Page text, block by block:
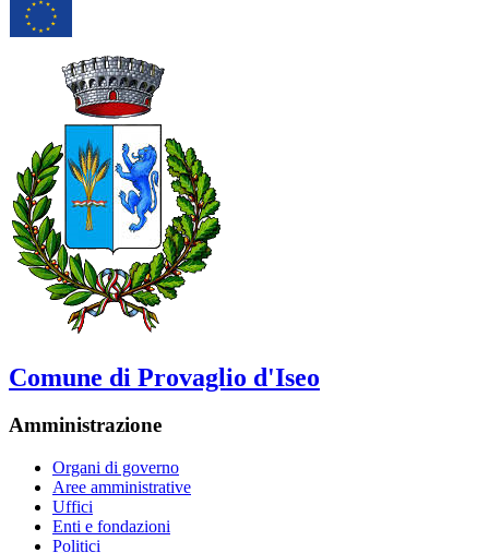
Comune di Provaglio d'Iseo
Amministrazione
Organi di governo
Aree amministrative
Uffici
Enti e fondazioni
Politici